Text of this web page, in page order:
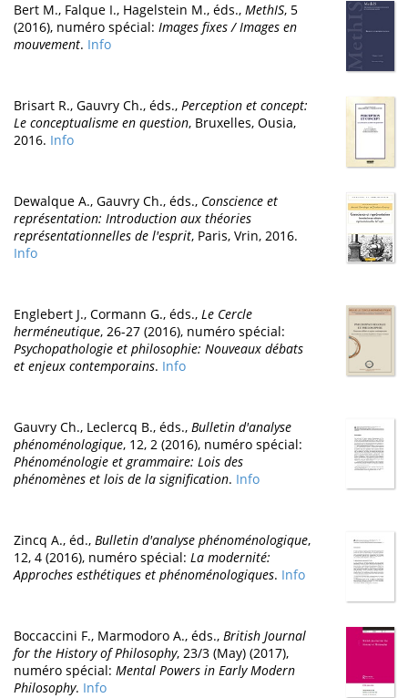
Bert M., Falque I., Hagelstein M., éds., MethIS, 5
(2016), numéro spécial: Images fixes / Images en
mouvement. Info
Brisart R., Gauvry Ch., éds., Perception et concept:
Le conceptualisme en question, Bruxelles, Ousia,
2016. Info
Dewalque A., Gauvry Ch., éds., Conscience et
représentation: Introduction aux théories
représentationnelles de l'esprit, Paris, Vrin, 2016.
Info
Englebert J., Cormann G., éds., Le Cercle
herméneutique, 26-27 (2016), numéro spécial:
Psychopathologie et philosophie: Nouveaux débats
et enjeux contemporains. Info
Gauvry Ch., Leclercq B., éds., Bulletin d'analyse
phénoménologique, 12, 2 (2016), numéro spécial:
Phénoménologie et grammaire: Lois des
phénomènes et lois de la signification. Info
Zincq A., éd., Bulletin d'analyse phénoménologique,
12, 4 (2016), numéro spécial: La modernité:
Approches esthétiques et phénoménologiques. Info
Boccaccini F., Marmodoro A., éds., British Journal
for the History of Philosophy, 23/3 (May) (2017),
numéro spécial: Mental Powers in Early Modern
Philosophy. Info